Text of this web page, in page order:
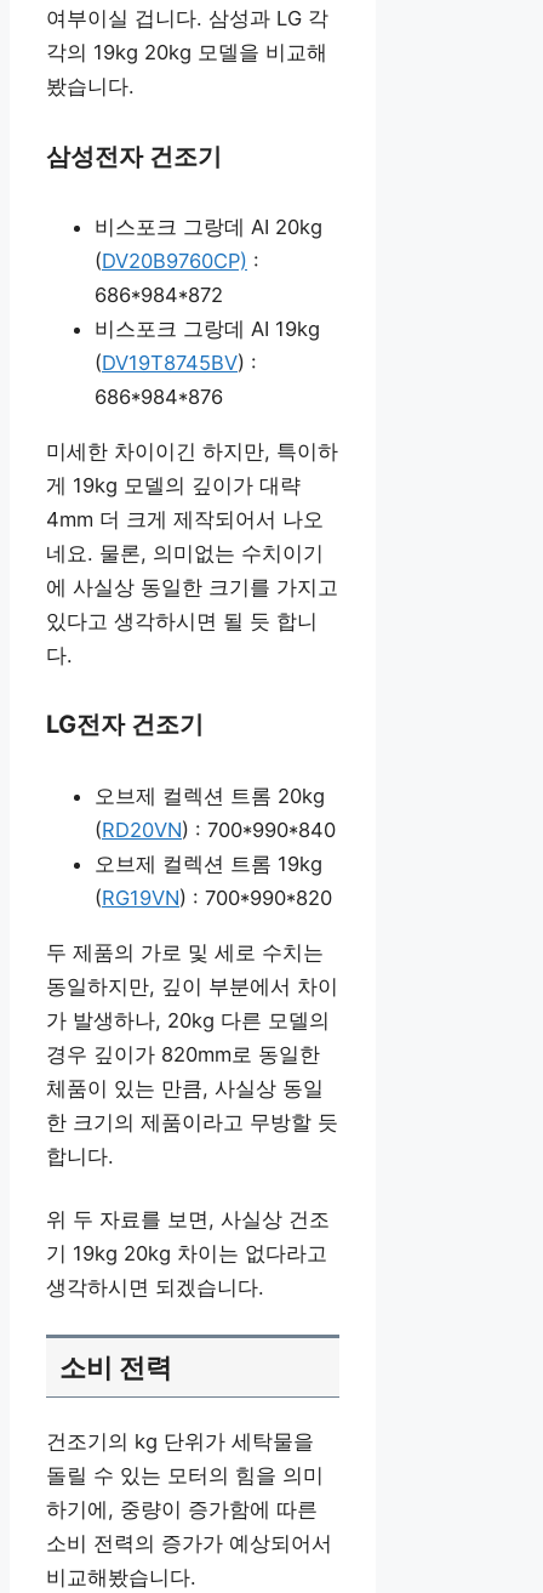
여부이실 겁니다. 삼성과 LG 각
각의 19kg 20kg 모델을 비교해
봤습니다.
삼성전자 건조기
비스포크 그랑데 AI 20kg
(DV20B9760CP) :
686*984*872
비스포크 그랑데 AI 19kg
(DV19T8745BV) :
686*984*876
미세한 차이이긴 하지만, 특이하
게 19kg 모델의 깊이가 대략
4mm 더 크게 제작되어서 나오
네요. 물론, 의미없는 수치이기
에 사실상 동일한 크기를 가지고
있다고 생각하시면 될 듯 합니
다.
LG전자 건조기
오브제 컬렉션 트롬 20kg
(RD20VN) : 700*990*840
오브제 컬렉션 트롬 19kg
(RG19VN) : 700*990*820
두 제품의 가로 및 세로 수치는
동일하지만, 깊이 부분에서 차이
가 발생하나, 20kg 다른 모델의
경우 깊이가 820mm로 동일한
체품이 있는 만큼, 사실상 동일
한 크기의 제품이라고 무방할 듯
합니다.
위 두 자료를 보면, 사실상 건조
기 19kg 20kg 차이는 없다라고
생각하시면 되겠습니다.
소비 전력
건조기의 kg 단위가 세탁물을
돌릴 수 있는 모터의 힘을 의미
하기에, 중량이 증가함에 따른
소비 전력의 증가가 예상되어서
비교해봤습니다.